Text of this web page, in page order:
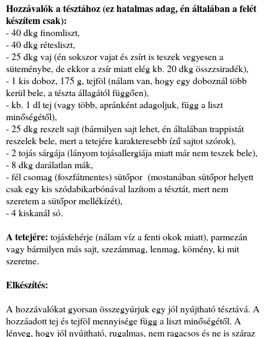
Hozzávalók a tésztához (ez hatalmas adag, én általában a felét
készítem csak):
- 40 dkg finomliszt,
- 40 dkg rétesliszt,
- 25 dkg vaj (én sokszor vajat és zsírt is teszek vegyesen a
süteménybe, de ekkor a zsír miatt elég kb. 20 dkg összzsiradék),
- 1 kis doboz, 175 g, tejföl (nálam van, hogy egy doboznál több
kerül bele, a tészta állagától függően),
- kb. 1 dl tej (vagy több, apránként adagoljuk, függ a liszt
minőségétől),
- 25 dkg reszelt sajt (bármilyen sajt lehet, én általában trappistát
reszelek bele, mert a tetejére karakteresebb ízű sajtot szórok),
- 2 tojás sárgája (lányom tojásallergiája miatt már nem teszek bele),
- 8 dkg darálatlan mák,
- fél csomag (foszfátmentes) sütőpor (mostanában sütőpor helyett
csak egy kis szódabikarbónával lazítom a tésztát, mert nem
szeretem a sütőpor mellékízét),
- 4 kiskanál só.
A tetejére: tojásfehérje (nálam víz a fenti okok miatt), parmezán
vagy bármilyen más sajt, szezámmag, lenmag, kömény, ki mit
szeretne.
Elkészítés:
A hozzávalókat gyorsan összegyúrjuk egy jól nyújtható tésztává. A
hozzáadott tej és tejföl mennyisége függ a liszt minőségétől. A
lényeg, hogy jól nyújtható, rugalmas, nem ragacsos és ne is száraz